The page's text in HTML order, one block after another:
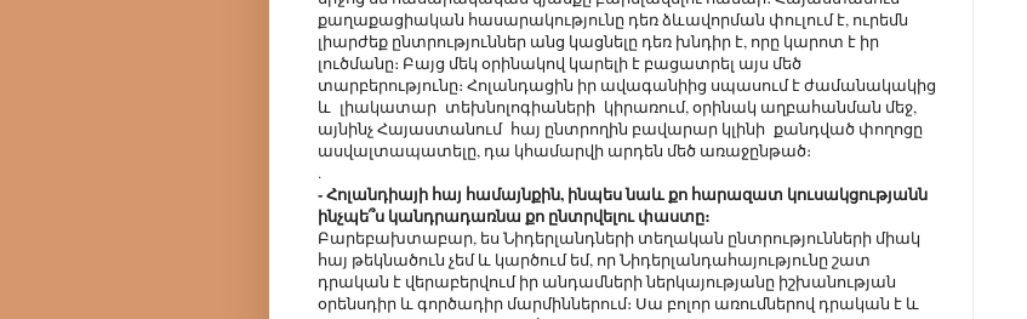
քաղաքացիական հասարակությունը դեռ ձևավորման փուլում է, ուրեմն
լիարժեք ընտրություններ անց կացնելը դեռ խնդիր է, որը կարոտ է իր
լուծմանը։ Բայց մեկ օրինակով կարելի է բացատրել այս մեծ
տարբերությունը։ Հոլանդացին իր ավագանիից սպասում է ժամանակակից
և լիակատար տեխնոլոգիաների կիրառում, օրինակ աղբահանման մեջ,
այնինչ Հայաստանում հայ ընտրողին բավարար կլինի քանդված փողոցը
ասվալտապատելը, դա կհամարվի արդեն մեծ առաջընթած։
.
- Հոլանդիայի հայ համայնքին, ինպես նաև քո հարազատ կուսակցությանն
ինչպե՞ս կանդրադառնա քո ընտրվելու փաստը։
Բարեբախտաբար, ես Նիդերլանդների տեղական ընտրությունների միակ
հայ թեկնածուն չեմ և կարծում եմ, որ Նիդերլանդահայությունը շատ
դրական է վերաբերվում իր անդամների ներկայությանը իշխանության
օրենսդիր և գործադիր մարմիններում։ Սա բոլոր առումներով դրական է և